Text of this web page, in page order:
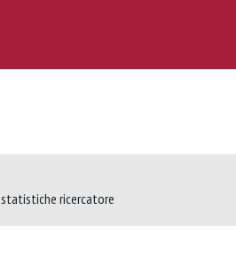
statistiche ricercatore